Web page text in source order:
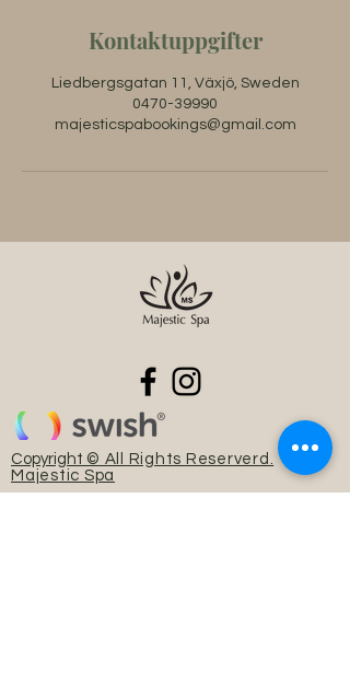
Kontaktuppgifter
Liedbergsgatan 11, Växjö, Sweden
0470-39990
majesticspabookings@gmail.com
Copyright © All Rights Reserverd.
Majestic Spa